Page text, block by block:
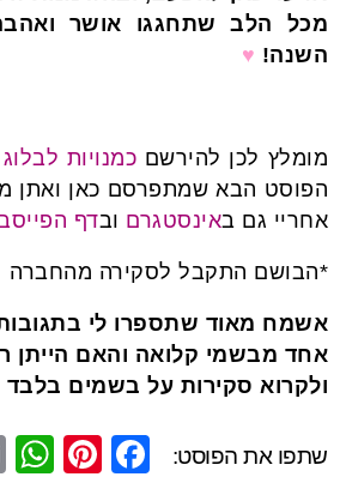
מכל הלב שתחגגו אושר
השנה! ♥
מומלץ לכן להירשם כמנויות לבלוג
הפוסט הבא שמתפרסם כאן ואתן
אחריי גם באינסטגרם ובדף
*הבושם התקבל לסקירה מהחברה
אשמח מאוד שתספרו לי
אחד מבשמי קלואה והאם הייתן
ולקרוא סקירות על בשמים בלבד
שתפו את הפוסט:
F
Pi